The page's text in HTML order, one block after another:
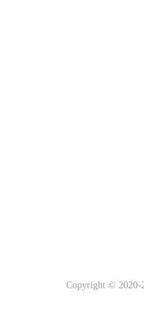
Copyright © 2020-